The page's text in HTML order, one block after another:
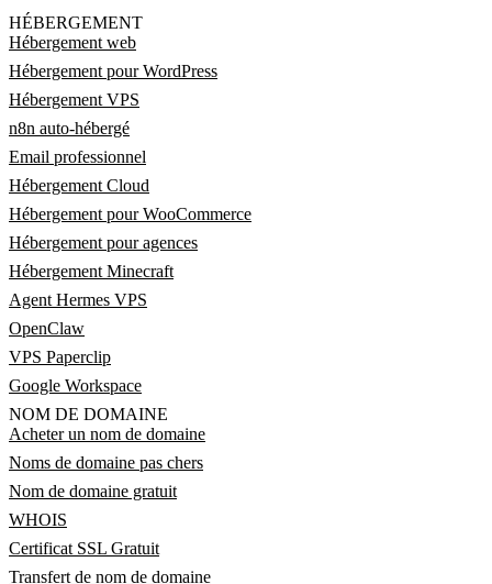
HÉBERGEMENT
Hébergement web
Hébergement pour WordPress
Hébergement VPS
n8n auto-hébergé
Email professionnel
Hébergement Cloud
Hébergement pour WooCommerce
Hébergement pour agences
Hébergement Minecraft
Agent Hermes VPS
OpenClaw
VPS Paperclip
Google Workspace
NOM DE DOMAINE
Acheter un nom de domaine
Noms de domaine pas chers
Nom de domaine gratuit
WHOIS
Certificat SSL Gratuit
Transfert de nom de domaine